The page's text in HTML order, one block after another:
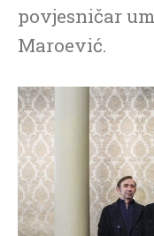
povjesničar
Maroević.